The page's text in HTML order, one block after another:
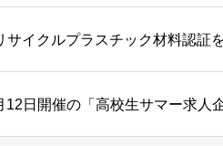
サイクルプラスチック材料認証
12日開催の「高校生サマー求人